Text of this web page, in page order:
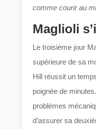
comme courir au
Maglioli
Le troisième jour
supérieure de sa
Hill réussit un
poignée de
problèmes
d’assurer sa